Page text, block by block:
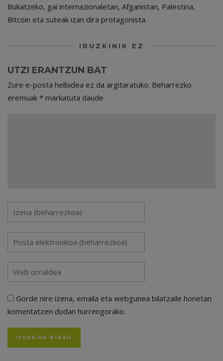
Bukatzeko, gai internazionaletan, Afganistan, Palestina,
Bitcoin eta suteak izan dira protagonista.
IRUZKINIK EZ
UTZI ERANTZUN BAT
Zure e-posta helbidea ez da argitaratuko. Beharrezko
eremuak * markatuta daude
Gorde nire izena, emaila eta webgunea bilatzaile honetan
komentatzen dudan hurrengorako.